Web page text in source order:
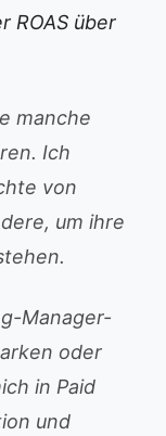
ROAS über
manche
Ich
von
um ihre
Manager-
oder
in Paid
und